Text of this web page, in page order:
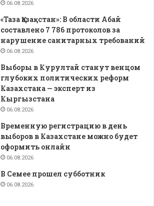
06.08.2026
«Таза Қазақстан»: В области Абай
составлено 7 786 протоколов за
нарушение санитарных требований
06.08.2026
Выборы в Курултай станут венцом
глубоких политических реформ
Казахстана — эксперт из
Кыргызстана
06.08.2026
Временную регистрацию в день
выборов в Казахстане можно будет
оформить онлайн
06.08.2026
В Семее прошел субботник
06.08.2026